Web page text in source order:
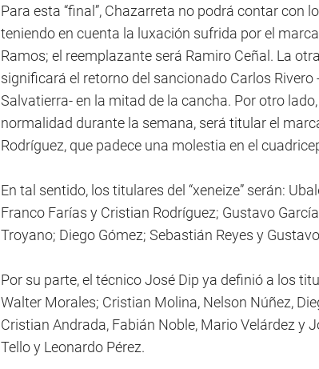
Para esta “final”, Chazarreta no podrá contar con
teniendo en cuenta la luxación sufrida por el
Ramos; el reemplazante será Ramiro Ceñal. La
significará el retorno del sancionado Carlos Rivero
Salvatierra- en la mitad de la cancha. Por otro
normalidad durante la semana, será titular el
Rodríguez, que padece una molestia en el
En tal sentido, los titulares del “xeneize” serán:
Franco Farías y Cristian Rodríguez; Gustavo
Troyano; Diego Gómez; Sebastián Reyes y
Por su parte, el técnico José Dip ya definió a los
Walter Morales; Cristian Molina, Nelson Núñez,
Cristian Andrada, Fabián Noble, Mario Velárdez y
Tello y Leonardo Pérez.